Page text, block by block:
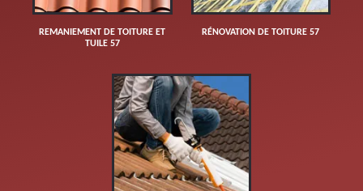
REMANIEMENT DE TOITURE ET
TUILE 57
RÉNOVATION DE TOITURE 57